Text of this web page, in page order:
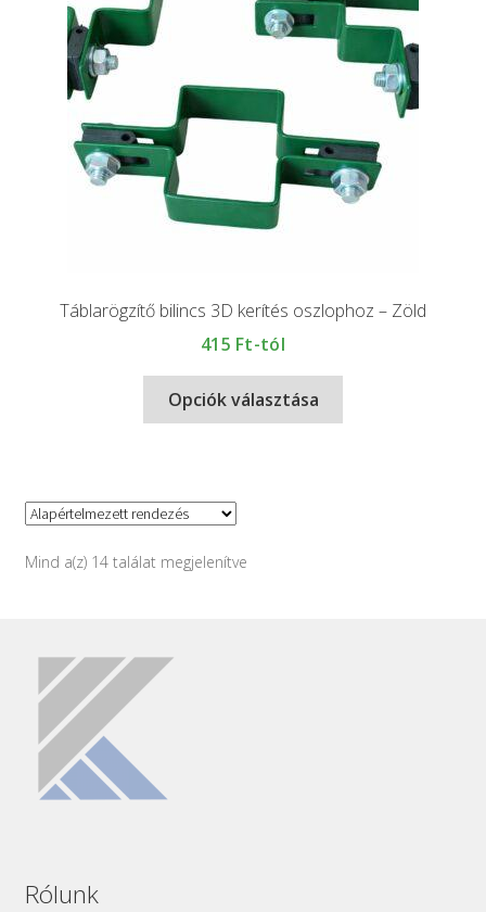
Táblarögzítő bilincs 3D kerítés oszlophoz – Zöld
415 Ft-tól
Opciók választása
Mind a(z) 14 találat megjelenítve
Rólunk